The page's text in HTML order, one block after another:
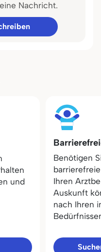
Nachricht.
und
Benötigen
Ihren
Auskunft
nach Ihren